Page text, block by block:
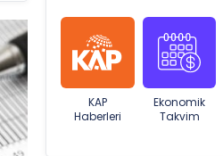
KAP
Haberleri
Ekonomik
Takvim